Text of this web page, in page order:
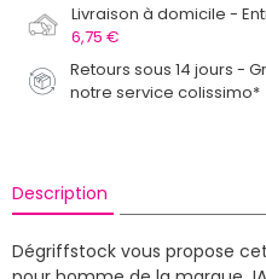
Livraison à domicile
6,75 €
Retours sous 14 jours -
notre service colissimo*
Description
Dégriffstock vous propose